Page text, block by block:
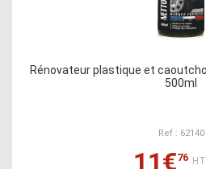
Rénovateur plastique et
500ml
Ref : 62140
11€76